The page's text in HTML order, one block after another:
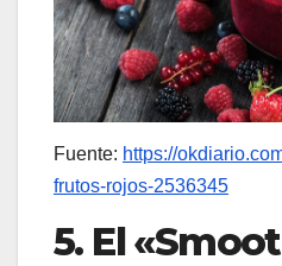
Fuente: https://
frutos-rojos-2536345
5. El